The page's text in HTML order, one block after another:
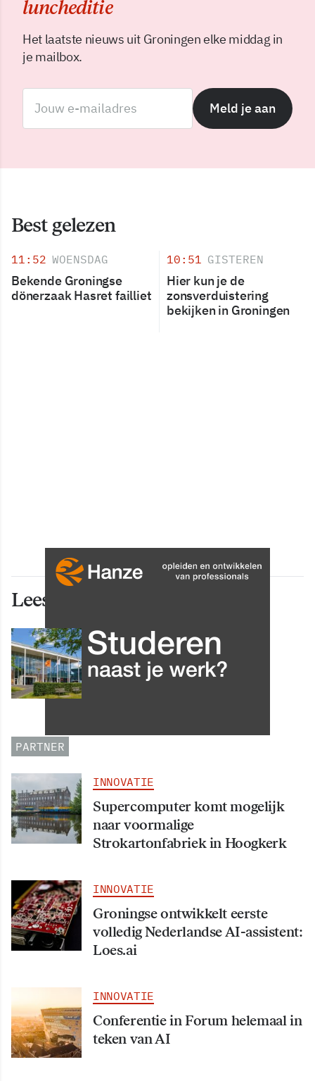
luncheditie
Het laatste nieuws uit Groningen elke middag in
je mailbox.
Meld je aan
Best gelezen
11:52 WOENSDAG
Bekende Groningse
dönerzaak Hasret failliet
10:51 GISTEREN
Hier kun je de
zonsverduistering
bekijken in Groningen
Lees ook deze artikelen
INNOVATIE
Grip op data en informatie:
Leergang Data en
PARTNER
INNOVATIE
Supercomputer komt mogelijk
naar voormalige
Strokartonfabriek in Hoogkerk
INNOVATIE
Groningse ontwikkelt eerste
volledig Nederlandse AI-assistent:
Loes.ai
INNOVATIE
Conferentie in Forum helemaal in
teken van AI